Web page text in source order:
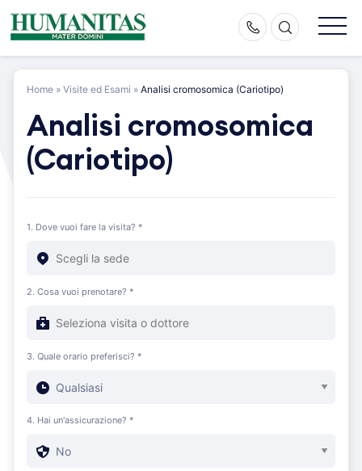
Skip
to
Home » Visite ed Esami » Analisi cromosomica (Cariotipo)
Analisi cromosomica
(Cariotipo)
1. Dove vuoi fare la visita? *
2. Cosa vuoi prenotare? *
3. Quale orario preferisci? *
4. Hai un'assicurazione? *